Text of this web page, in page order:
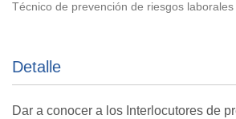
Técnico de prevención de riesgos laborales
Detalle
Dar a conocer a los Interlocutores de